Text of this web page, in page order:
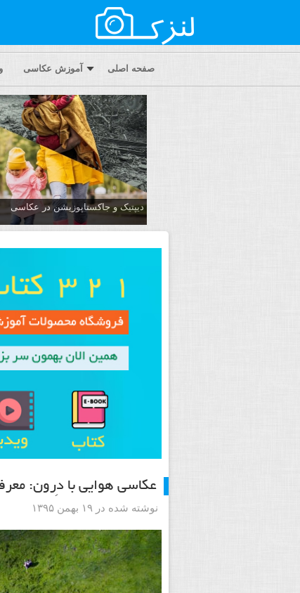
صفحه اصلی آموزش عکاسی
دیپتیک و جاکستا‌پوزیشن در عکاسی
عکاسی هوایی با دِرون:
نوشته شده در ۱۹ بهمن ۱۳۹۵